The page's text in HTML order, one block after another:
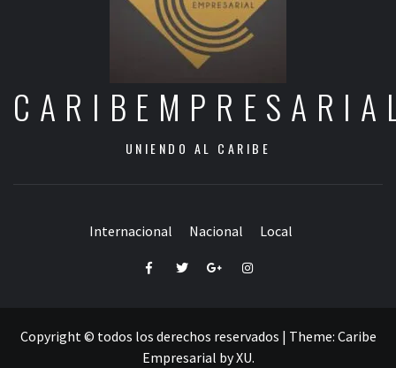
UNIENDO AL CARIBE
Internacional Nacional Local
FacebookTwitterGoogle+Instagram
Copyright © todos los derechos reservados | Theme: Caribe
Empresarial byXU.